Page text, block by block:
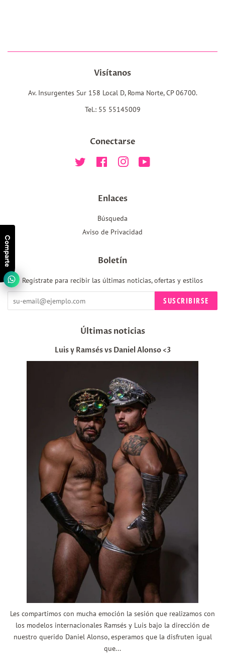
Visítanos
Av. Insurgentes Sur 158 Local D, Roma Norte, CP 06700.
Tel.: 55 55145009
Conectarse
Twitter FacebookInstagram
Enlaces
Búsqueda
Aviso de Privacidad
Boletín
Regístrate para recibir las últimas noticias, ofertas y estilos
SUSCRIBIRSE
Últimas noticias
Luis y Ramsés vs Daniel Alonso <3
Les compartimos con mucha emoción la sesión que realizamos con
los modelos internacionales Ramsés y Luis bajo la dirección de
nuestro querido Daniel Alonso, esperamos que la disfruten igual
que...
Comparte